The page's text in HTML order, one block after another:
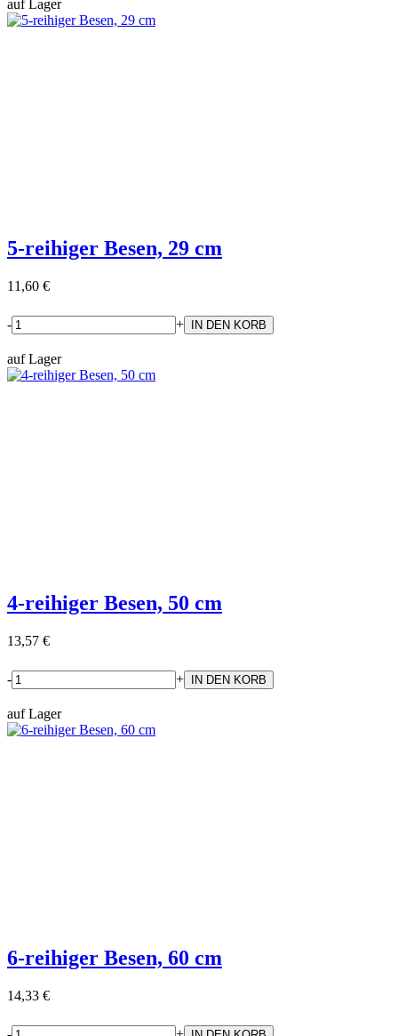
auf Lager
5-reihiger Besen, 29 cm
11,60 €
- +
auf Lager
4-reihiger Besen, 50 cm
13,57 €
- +
auf Lager
6-reihiger Besen, 60 cm
14,33 €